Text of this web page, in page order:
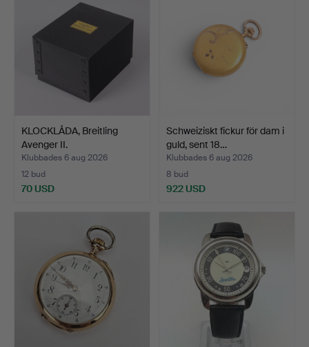
KLOCKLÅDA, Breitling
Avenger II.
Klubbades 6 aug 2026
12 bud
70 USD
Schweiziskt fickur för dam i
guld, sent 18…
Klubbades 6 aug 2026
8 bud
922 USD